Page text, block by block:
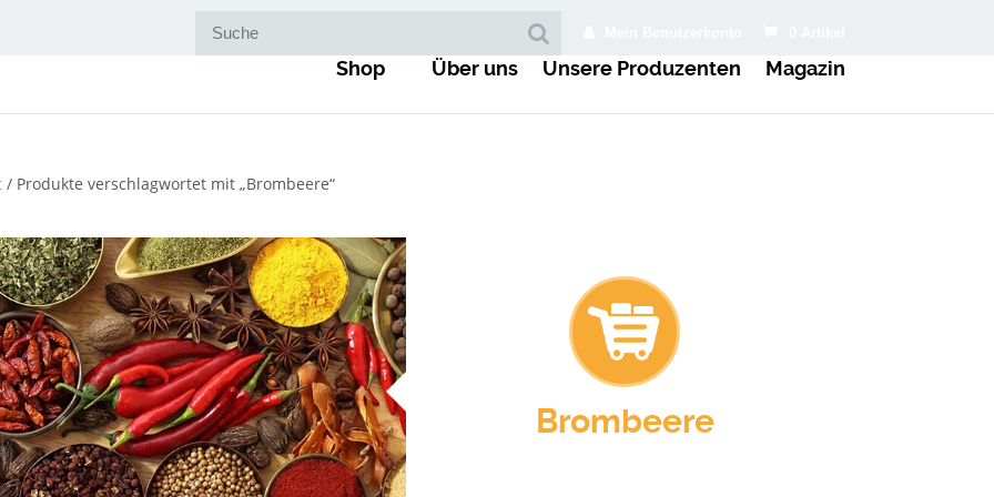
Shop Über uns Unsere Produzenten Magazin
/ Produkte verschlagwortet mit „Brombeere“
Brombeere